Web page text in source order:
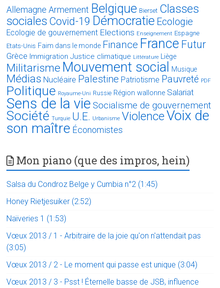
Allemagne Armement Belgique Bierset Classes
sociales Covid-19 Démocratie Ecologie
Ecologie de gouvernement Elections Enseignement Espagne
Etats-Unis Faim dans le monde Finance France Futur
Grèce Immigration Justice climatique Littérature Liège
Militarisme Mouvement social Musique
Médias Nucléaire Palestine Patriotisme Pauvreté PDF
Politique Royaume-Uni Russie Région wallonne Salariat
Sens de la vie Socialisme de gouvernement
Société Turquie U.E. Urbanisme ViolenceVoix de
son maître Économistes
Mon piano (que des impros, hein)
Salsa du Condroz Belge y Cumbia n°2 (1:45)
Honey Rietjesuiker (2:52)
Naïveries 1 (1:53)
Vœux 2013 / 1 - Arbitraire de la joie qu'on n'attendait pas
(3:05)
Vœux 2013 / 2 - Le moment qui passe est unique (3:04)
Vœux 2013 / 3 - Psst ! Éternelle basse de JSB, influence